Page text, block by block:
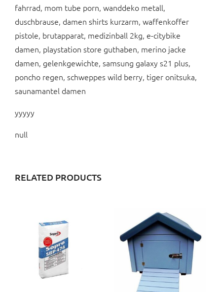
fahrrad, mom tube porn, wanddeko metall,
duschbrause, damen shirts kurzarm, waffenkoffer
pistole, brutapparat, medizinball 2kg, e-citybike
damen, playstation store guthaben, merino jacke
damen, gelenkgewichte, samsung galaxy s21 plus,
poncho regen, schweppes wild berry, tiger onitsuka,
saunamantel damen
yyyyy
null
RELATED PRODUCTS